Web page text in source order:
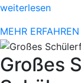
weiterlesen
MEHR ERFAHREN
Großes